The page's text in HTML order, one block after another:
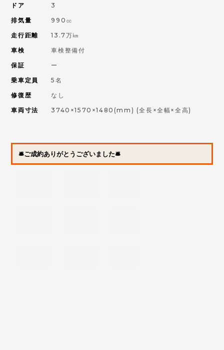
ドア
排気量
走行距離
車検
保証
乗車定員
修復歴
車両寸法
3
990㏄
13.7万㎞
車検整備付
ー
5名
なし
3740×1570×1480(mm) (全長×全幅×全高)
🛎ご成約ありがとうございました🛎